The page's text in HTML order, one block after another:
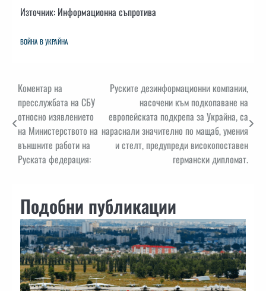
Източник: Информационна съпротива
ВОЙНА В УКРАЙНА
Навигация
Коментар на
пресслужбата на СБУ
относно изявлението
на Министерството на
външните работи на
Руската федерация:
Руските дезинформационни компании,
насочени към подкопаване на
европейската подкрепа за Украйна, са
нараснали значително по мащаб, умения
и стелт, предупреди високопоставен
германски дипломат.
Подобни публикации